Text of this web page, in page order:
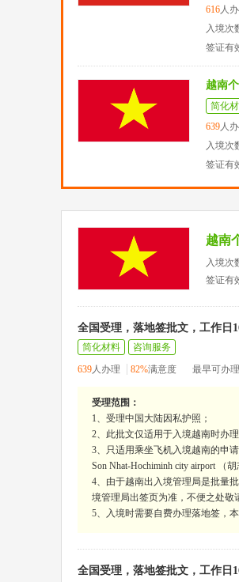
616人
入境次
签证有
越南
简化
639人
入境次
签证有
越南
入境次
签证有
全国受理，落地签批文，工作日
简化材料
咨询服务
639人办理 82%满意度 最早可办理
受理范围：
1、受理中国大陆因私护照；
2、此批文仅适用于入境越南时办
3、只适用乘坐飞机入境越南的申
Son Nhat-Hochiminh city airport （
4、由于越南出入境管理局是批量
境管理局出签页为准，不便之处敬
5、入境时需要自费办理落地签，
全国受理，落地签批文，工作日